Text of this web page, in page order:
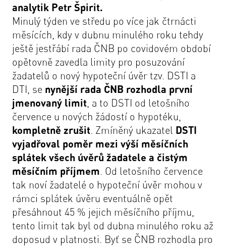
analytik Petr Špirit.
Minulý týden ve středu po více jak čtrnácti
měsících, kdy v dubnu minulého roku tehdy
ještě jestřábí rada ČNB po covidovém období
opětovně zavedla limity pro posuzování
žadatelů o nový hypoteční úvěr tzv. DSTI a
DTI, se nynější rada ČNB rozhodla první
jmenovaný limit, a to DSTI od letošního
července u nových žádostí o hypotéku,
kompletně zrušit. Zmíněný ukazatel DSTI
vyjadřoval poměr mezi výší měsíčních
splátek všech úvěrů žadatele a čistým
měsíčním příjmem. Od letošního července
tak noví žadatelé o hypoteční úvěr mohou v
rámci splátek úvěru eventuálně opět
přesáhnout 45 % jejich měsíčního příjmu,
tento limit tak byl od dubna minulého roku až
doposud v platnosti. Byť se ČNB rozhodla pro